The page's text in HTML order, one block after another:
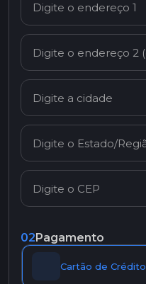
02 Pagamento
Cartão de Crédito